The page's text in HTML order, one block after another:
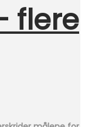
flere